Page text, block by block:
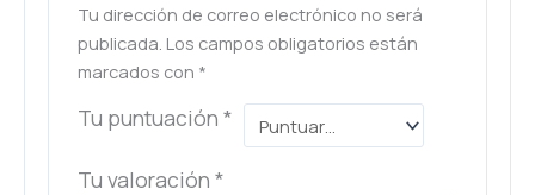
Tu dirección de correo electrónico no será
publicada. Los campos obligatorios están
marcados con *
Tu puntuación*
Tu valoración*